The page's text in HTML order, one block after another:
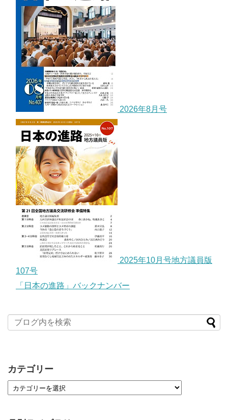
2026年8月号
2025年10月号地方議員版
107号
「日本の進路」バックナンバー
カテゴリー